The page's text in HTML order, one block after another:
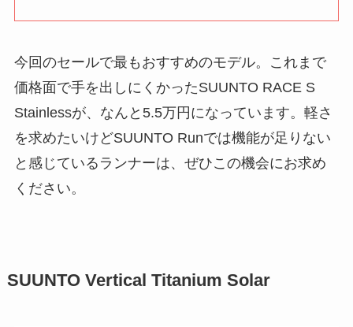
今回のセールで最もおすすめのモデル。これまで
価格面で手を出しにくかったSUUNTO RACE S
Stainlessが、なんと5.5万円になっています。軽さ
を求めたいけどSUUNTO Runでは機能が足りない
と感じているランナーは、ぜひこの機会にお求め
ください。
SUUNTO Vertical Titanium Solar